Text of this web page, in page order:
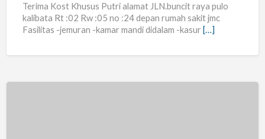
Terima Kost Khusus Putri alamat JLN.buncit raya pulo
kalibata Rt :02 Rw :05 no :24 depan rumah sakit jmc
Fasilitas -jemuran -kamar mandi didalam -kasur[…]